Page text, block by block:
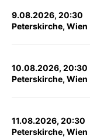
9.08.2026, 20:30
Peterskirche, Wien
10.08.2026, 20:30
Peterskirche, Wien
11.08.2026, 20:30
Peterskirche, Wien